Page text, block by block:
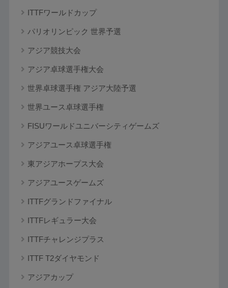
ITTFワールドカップ
パリオリンピック 世界予選
アジア競技大会
アジア卓球選手権大会
世界卓球選手権 アジア大陸予選
世界ユース卓球選手権
FISUワールドユニバーシティゲームズ
アジアユース卓球選手権
東アジアホープス大会
アジアユースゲームズ
ITTFグランドファイナル
ITTFレギュラー大会
ITTFチャレンジプラス
ITTF T2ダイヤモンド
アジアカップ